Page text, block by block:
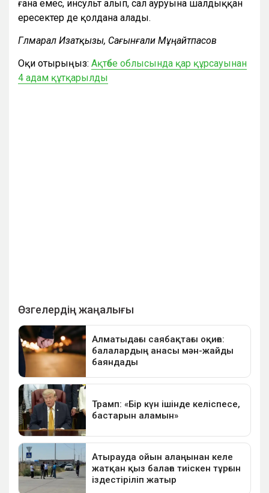
ғана емес, инсульт алып, сал ауруына шалдыққан
ересектер де қолдана алады.
Гүлмарал Изатқызы, Сағынғали Мұңайтпасов
Оқи отырыңыз: Ақтөбе облысында қар құрсауынан
4 адам құтқарылды